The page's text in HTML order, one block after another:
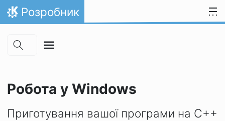
Skip to main content
Перейти до вмісту
Домівка
Розробник
Робота у Windows
Приготування вашої програми на C++